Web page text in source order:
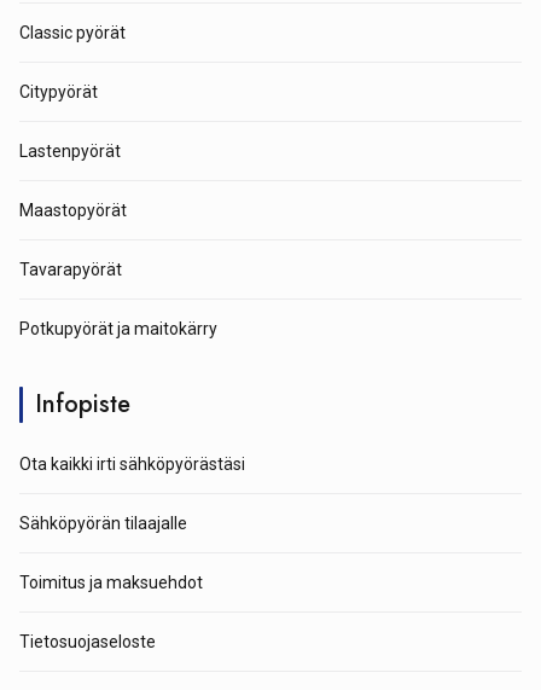
Classic pyörät
Citypyörät
Lastenpyörät
Maastopyörät
Tavarapyörät
Potkupyörät ja maitokärry
Infopiste
Ota kaikki irti sähköpyörästäsi
Sähköpyörän tilaajalle
Toimitus ja maksuehdot
Tietosuojaseloste